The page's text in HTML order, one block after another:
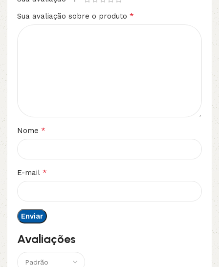
Avaliações
Sua avaliação sobre o produto *
Nome *
E-mail *